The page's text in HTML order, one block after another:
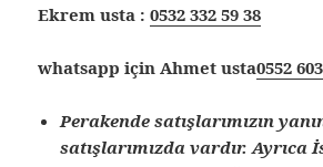
Ekrem usta :0532 332 59 38
whatsapp için Ahmet usta0552
Perakende satışlarımızın
satışlarımızda vardır. Ayrıca